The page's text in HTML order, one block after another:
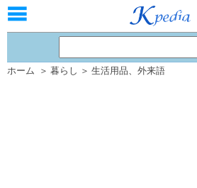
ホーム ＞ 暮らし ＞ 生活用品、 外来語